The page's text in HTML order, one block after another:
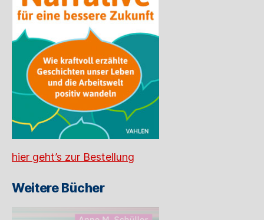
hier geht’s zur Bestellung
Weitere Bücher